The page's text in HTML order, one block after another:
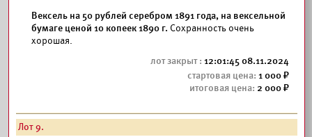
Вексель на 50 рублей серебром 1891 года, на вексельной
бумаге ценой 10 копеек 1890 г. Сохранность очень
хорошая.
12:01:45 08.11.2024
1 000
2 000
Лот 9.